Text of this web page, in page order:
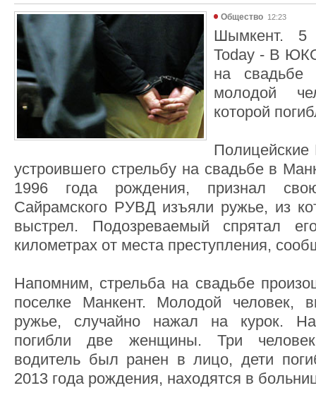
Общество 12:23
Шымкент. 5
Today - В
на свадьбе
молодой
которой
устроившего стрельбу на свадьбе в
1996 года рождения, признал
Сайрамского РУВД изъяли ружье, из
выстрел. Подозреваемый спрятал
километрах от места преступления,
Напомним, стрельба на свадьбе
поселке Манкент. Молодой человек,
ружье, случайно нажал на курок.
погибли две женщины. Три
водитель был ранен в лицо, дети
2013 года рождения, находятся в